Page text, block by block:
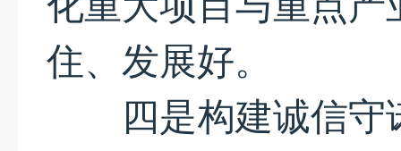
住、发展好。
四是构建诚信守